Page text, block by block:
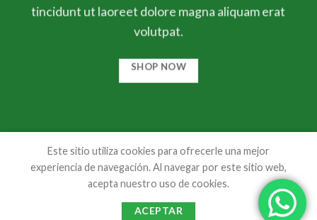
tincidunt ut laoreet dolore magna aliquam erat
volutpat.
SHOP NOW
Este sitio utiliza cookies para ofrecerle una mejor
experiencia de navegación. Al navegar por este sitio web,
acepta nuestro uso de cookies.
ACEPTAR